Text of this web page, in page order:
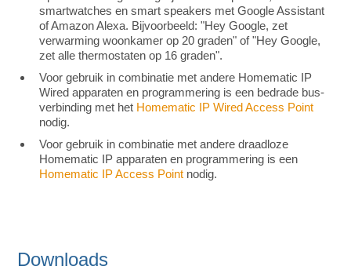
smartwatches en smart speakers met Google Assistant
of Amazon Alexa. Bijvoorbeeld: "Hey Google, zet
verwarming woonkamer op 20 graden" of "Hey Google,
zet alle thermostaten op 16 graden".
Voor gebruik in combinatie met andere Homematic IP
Wired apparaten en programmering is een bedrade bus-
verbinding met het Homematic IP Wired Access Point
nodig.
Voor gebruik in combinatie met andere draadloze
Homematic IP apparaten en programmering is een
Homematic IP Access Point nodig.
Downloads